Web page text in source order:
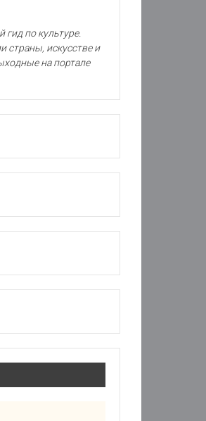
по культуре.
страны, искусстве и
на портале